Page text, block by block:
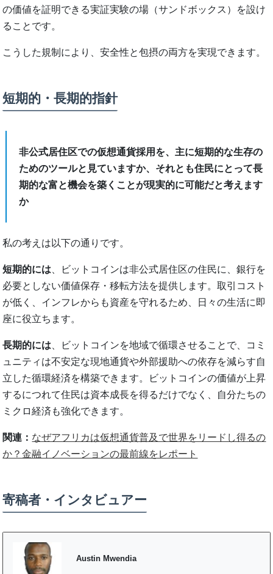
の価値を証明できる実証実験の場（サンドボックス）を設け
ることです。
こうした規制により、安全性と包摂の両方を実現できます。
短期的・長期的指針
非公式居住区での仮想通貨採用を、主に短期的な生存の
ためのツールと見ていますか、それとも住民にとって長
期的な富と機会を築くことが現実的に可能だと考えます
か
私の考えは以下の通りです。
短期的には 、ビットコインは非公式居住区の住民に、銀行を
必要としない価値保存・移転方法を提供します。取引コスト
が低く、インフレからも資産を守れるため、日々の生活に即
座に役立ちます。
長期的には 、ビットコインを地域で循環させることで、コミ
ュニティは不安定な現地通貨や外部援助への依存を減らす自
立した循環経済を構築できます。ビットコインの価値が上昇
するにつれて住民は資本成長を得るだけでなく、自分たちの
ミクロ経済も強化できます。
関連： なぜアフリカは仮想通貨普及で世界をリードし得るの
か？金融イノベーションの最前線をレポート
寄稿者・インタビュアー
Austin Mwendia